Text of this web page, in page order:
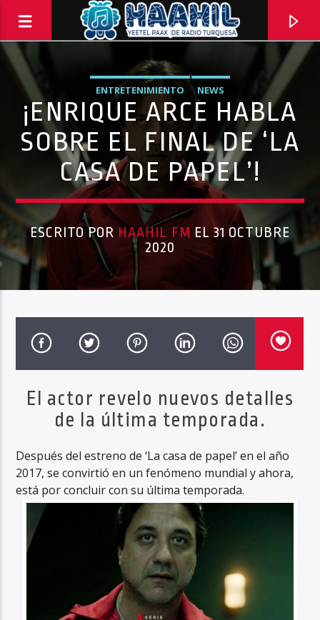
Haahil FM
ENTRETENIMIENTO NEWS
¡ENRIQUE ARCE HABLA
SOBRE EL FINAL DE ‘LA
CASA DE PAPEL’!
ESCRITO POR HAAHIL FM EL 31 OCTUBRE
2020
El actor revelo nuevos detalles
de la última temporada.
Después del estreno de ‘La casa de papel’ en el año
2017, se convirtió en un fenómeno mundial y ahora,
está por concluir con su última temporada.